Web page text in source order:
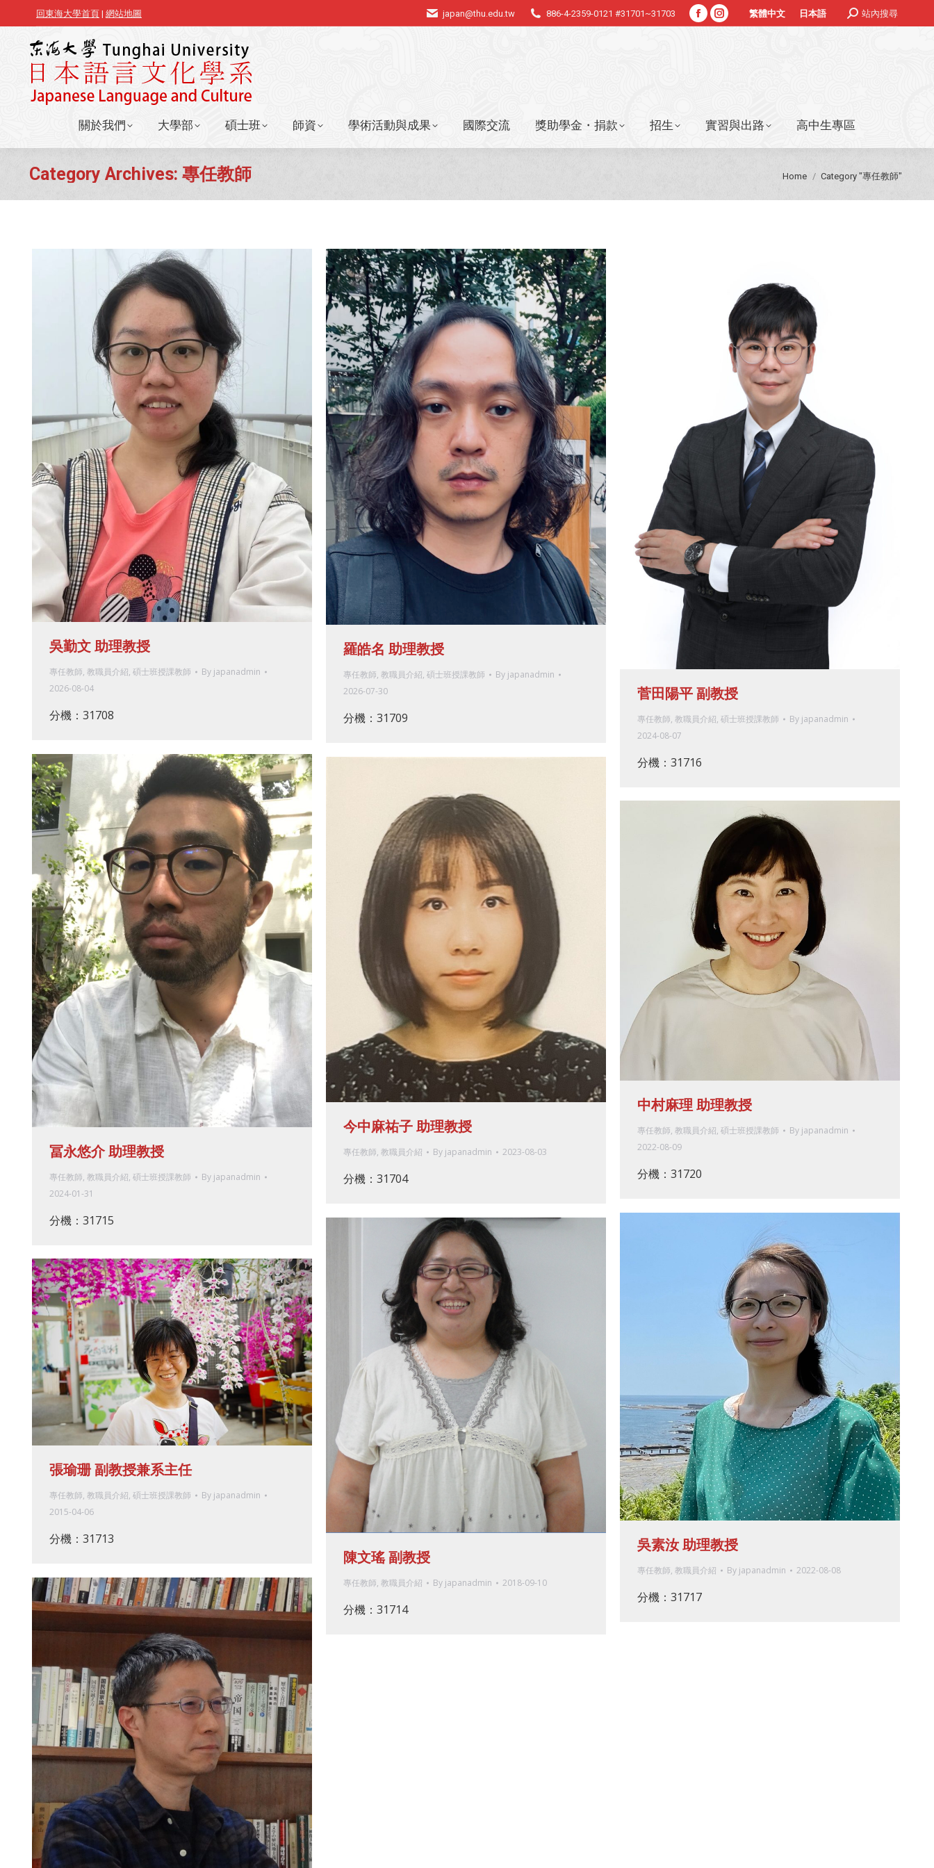
回東海大學首頁 | 網站地圖 japan@thu.edu.tw 886-4-2359-0121 #31701~31703
FacebookInstagram
繁體中文 日本語 Search:站內搜尋
關於我們 大學部 碩士班 師資 學術活動與成果 國際交流 獎助學金・捐款 招生 實習與出路 高中生專區
Category Archives: 專任教師 You are here:
Home Category "專任教師"
吳勤文 助理教授
專任教師, 教職員介紹, 碩士班授課教師 By japanadmin
2026-08-04
分機：31708
羅皓名 助理教授
專任教師, 教職員介紹, 碩士班授課教師 By japanadmin
2026-07-30
分機：31709
菅田陽平 副教授
專任教師, 教職員介紹, 碩士班授課教師 By japanadmin
2024-08-07
分機：31716
冨永悠介 助理教授
專任教師, 教職員介紹, 碩士班授課教師 By japanadmin
2024-01-31
分機：31715
今中麻祐子 助理教授
專任教師, 教職員介紹 By japanadmin 2023-08-03
分機：31704
中村麻理 助理教授
專任教師, 教職員介紹, 碩士班授課教師 By japanadmin
2022-08-09
分機：31720
吳素汝 助理教授
專任教師, 教職員介紹 By japanadmin 2022-08-08
分機：31717
陳文瑤 副教授
專任教師, 教職員介紹 By japanadmin 2018-09-10
分機：31714
張瑜珊 副教授兼系主任
專任教師, 教職員介紹, 碩士班授課教師 By japanadmin
2015-04-06
分機：31713
關於我們 大學部 碩士班 師資 學術活動與成果 國際交流 獎助學金・捐款 招生 實習與出路 高中生專區